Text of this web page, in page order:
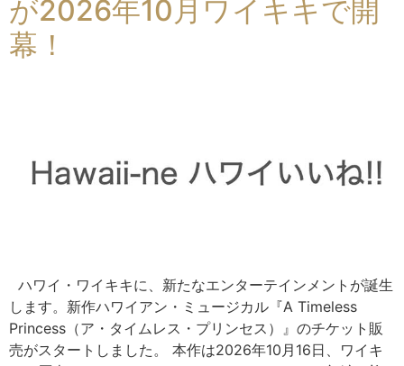
が2026年10月ワイキキで開
幕！
ハワイ・ワイキキに、新たなエンターテインメントが誕生
します。新作ハワイアン・ミュージカル『A Timeless
Princess（ア・タイムレス・プリンセス）』のチケット販
売がスタートしました。 本作は2026年10月16日、ワイキ